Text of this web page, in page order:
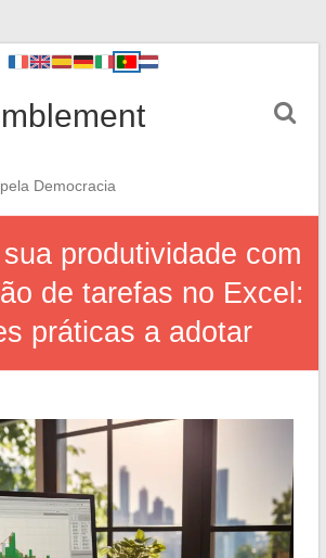
Democracia
produtividade com
de tarefas no Excel:
práticas a adotar